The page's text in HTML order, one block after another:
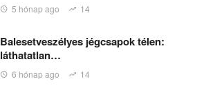
5 hónap ago 14
Balesetveszélyes jégcsapok télen:
láthatatlan…
6 hónap ago 14